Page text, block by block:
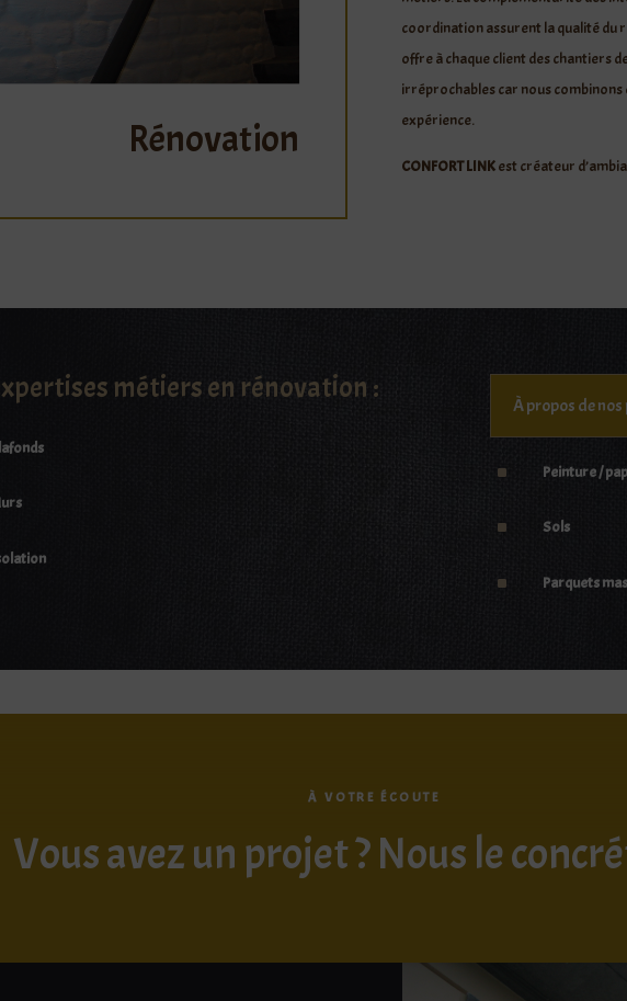
Rénovation
coordination assurent la qualité du
offre à chaque client des chantiers
irréprochables car nous combinons
expérience.
CONFORT LINKest créateur
métiers en rénovation : À propos de
^ Peinture /
^ Sols
^ Parquets
À VOTRE ÉCOUTE
Vous avez un projet ? Nous le